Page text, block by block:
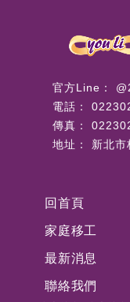
新北
回首頁
家庭移工
最新消息
聯絡我們